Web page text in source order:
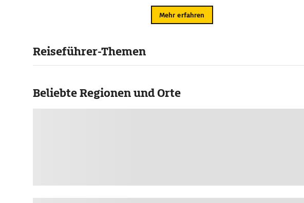
Mehr erfahren
Reiseführer-Themen
Beliebte Regionen und Orte